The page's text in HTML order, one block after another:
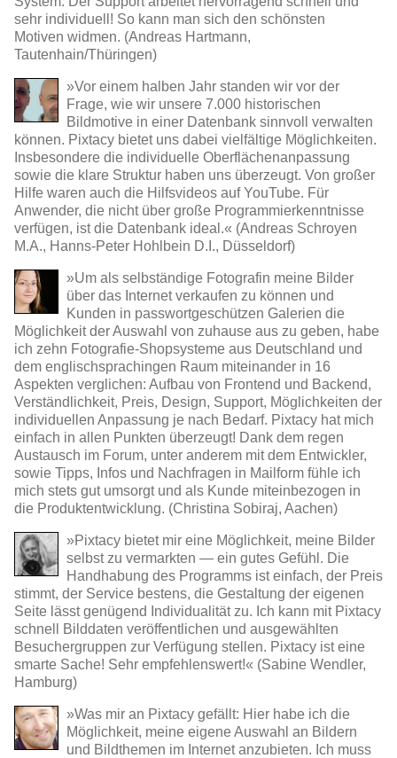
sehr individuell! So kann man sich den schönsten
Motiven widmen. (Andreas Hartmann,
Tautenhain/Thüringen)
»Vor einem halben Jahr standen wir vor der
Frage, wie wir unsere 7.000 historischen
Bildmotive in einer Datenbank sinnvoll verwalten
können. Pixtacy bietet uns dabei vielfältige Möglichkeiten.
Insbesondere die individuelle Oberflächenanpassung
sowie die klare Struktur haben uns überzeugt. Von großer
Hilfe waren auch die Hilfsvideos auf YouTube. Für
Anwender, die nicht über große Programmierkenntnisse
verfügen, ist die Datenbank ideal.« (Andreas Schroyen
M.A., Hanns-Peter Hohlbein D.I., Düsseldorf)
»Um als selbständige Fotografin meine Bilder
über das Internet verkaufen zu können und
Kunden in passwortgeschützen Galerien die
Möglichkeit der Auswahl von zuhause aus zu geben, habe
ich zehn Fotografie-Shopsysteme aus Deutschland und
dem englischsprachingen Raum miteinander in 16
Aspekten verglichen: Aufbau von Frontend und Backend,
Verständlichkeit, Preis, Design, Support, Möglichkeiten der
individuellen Anpassung je nach Bedarf. Pixtacy hat mich
einfach in allen Punkten überzeugt! Dank dem regen
Austausch im Forum, unter anderem mit dem Entwickler,
sowie Tipps, Infos und Nachfragen in Mailform fühle ich
mich stets gut umsorgt und als Kunde miteinbezogen in
die Produktentwicklung. (Christina Sobiraj, Aachen)
»Pixtacy bietet mir eine Möglichkeit, meine Bilder
selbst zu vermarkten — ein gutes Gefühl. Die
Handhabung des Programms ist einfach, der Preis
stimmt, der Service bestens, die Gestaltung der eigenen
Seite lässt genügend Individualität zu. Ich kann mit Pixtacy
schnell Bilddaten veröffentlichen und ausgewählten
Besuchergruppen zur Verfügung stellen. Pixtacy ist eine
smarte Sache! Sehr empfehlenswert!« (Sabine Wendler,
Hamburg)
»Was mir an Pixtacy gefällt: Hier habe ich die
Möglichkeit, meine eigene Auswahl an Bildern
und Bildthemen im Internet anzubieten. Ich muss